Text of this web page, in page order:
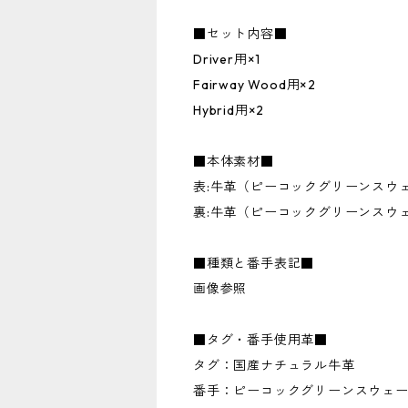
■セット内容■
Driver用×1
Fairway Wood用×2
Hybrid用×2
■本体素材■
表:牛革（ピーコックグリーンスウ
裏:牛革（ピーコックグリーンスウ
■種類と番手表記■
画像参照
■タグ・番手使用革■
タグ：国産ナチュラル牛革
番手：ピーコックグリーンスウェ